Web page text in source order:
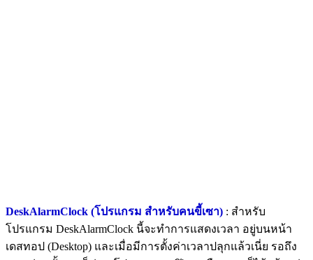
DeskAlarmClock (โปรแกรม สำหรับคนขี้เซา) : สำหรับ
โปรแกรม DeskAlarmClock นี้จะทำการแสดงเวลา อยู่บนหน้า
เดสทอป (Desktop) และเมื่อมีการตั้งค่าเวลาปลุกแล้วเนี่ย รอถึง